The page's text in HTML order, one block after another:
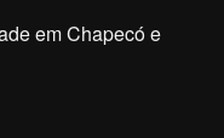
em Chapecó e